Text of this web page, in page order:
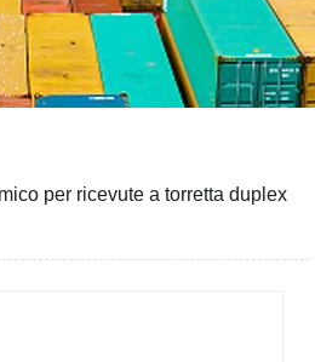
per ricevute a torretta duplex